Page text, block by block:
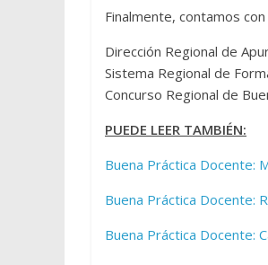
Finalmente, contamos
Dirección Regional de
Sistema Regional de
Concurso Regional de
PUEDE LEER TAMBIÉN:
Buena Práctica Docente:
Buena Práctica Docente:
Buena Práctica Docente: